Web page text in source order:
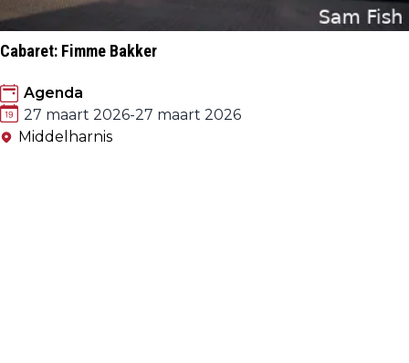
Cabaret: Fimme Bakker
Agenda
27 maart 2026-27 maart 2026
Middelharnis